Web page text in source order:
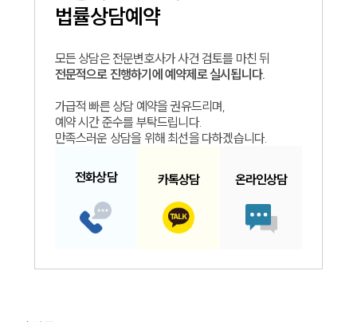
법률상담예약
모든 상담은 전문변호사가 사건 검토를 마친 뒤
전문적으로 진행하기에 예약제로 실시됩니다.
가급적 빠른 상담 예약을 권유드리며,
예약 시간 준수를 부탁드립니다.
만족스러운 상담을 위해 최선을 다하겠습니다.
전화상담 카톡상담 온라인상담